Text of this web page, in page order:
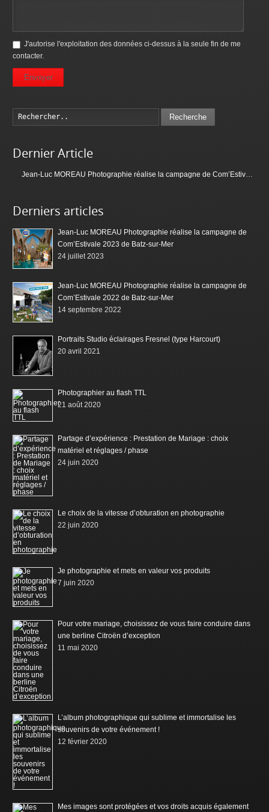
J'autorise l'exploitation des données ci-dessus à la seule fin de me
contacter.
Envoyer
Recherche
Dernier Article
Jean-Luc MOREAU Photographie réalise la campagne de Com’Estivale 2023 de Batz-sur-Mer
Derniers articles
Jean-Luc MOREAU Photographie réalise la campagne de
Com’Estivale 2023 de Batz-sur-Mer
24 juillet 2023
Jean-Luc MOREAU Photographie réalise la campagne de
Com’Estivale 2022 de Batz-sur-Mer
14 septembre 2022
Portraits Studio éclairages Fresnel (type Harcourt)
20 avril 2021
Photographier au flash TTL
21 août 2020
Partage d’expérience : Prestation de Mariage : choix
matériel et réglages / phase
24 juin 2020
Le choix de la vitesse d’obturation en photographie
22 juin 2020
Je photographie et mets en valeur vos produits
7 juin 2020
Pour votre mariage, choisissez de vous faire conduire dans
une berline Citroën d’exception
11 mai 2020
L’album photographique qui sublime et immortalise les
souvenirs de votre événement !
12 février 2020
Mes images sont protégées et vos droits acquis également